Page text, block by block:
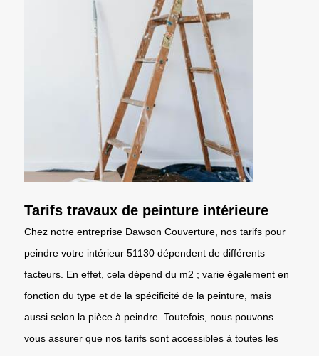
Tarifs travaux de peinture intérieure
Chez notre entreprise Dawson Couverture, nos tarifs pour
peindre votre intérieur 51130 dépendent de différents
facteurs. En effet, cela dépend du m2 ; varie également en
fonction du type et de la spécificité de la peinture, mais
aussi selon la pièce à peindre. Toutefois, nous pouvons
vous assurer que nos tarifs sont accessibles à toutes les